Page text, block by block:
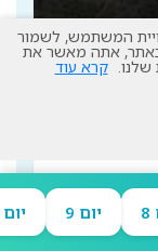
יום 9 יום 10
3
המשתמש, לשמור
אתה מאשר את
שלנו. קרא עוד